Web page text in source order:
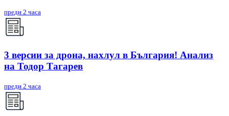
преди 2 часа
3 версии за дрона, нахлул в България! Анализ
на Тодор Тагарев
преди 2 часа